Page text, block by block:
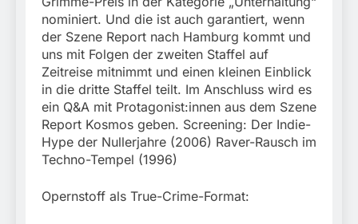
nominiert. Und die ist auch garantiert, wenn
der Szene Report nach Hamburg kommt und
uns mit Folgen der zweiten Staffel auf
Zeitreise mitnimmt und einen kleinen Einblick
in die dritte Staffel teilt. Im Anschluss wird es
ein Q&A mit Protagonist:innen aus dem Szene
Report Kosmos geben. Screening: Der Indie-
Hype der Nullerjahre (2006) Raver-Rausch im
Techno-Tempel (1996)
Opernstoff als True-Crime-Format: